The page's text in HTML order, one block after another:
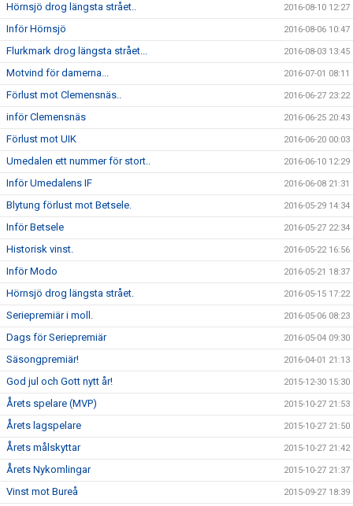
Hörnsjö drog längsta strået.. 2016-08-10 12:27
Inför Hörnsjö 2016-08-06 10:47
Flurkmark drog längsta strået... 2016-08-03 13:45
Motvind för damerna... 2016-07-01 08:11
Förlust mot Clemensnäs.. 2016-06-27 23:22
inför Clemensnäs 2016-06-25 20:43
Förlust mot UIK 2016-06-20 00:03
Umedalen ett nummer för stort.. 2016-06-10 12:29
Inför Umedalens IF 2016-06-08 21:31
Blytung förlust mot Betsele. 2016-05-29 14:34
Inför Betsele 2016-05-27 22:34
Historisk vinst. 2016-05-22 16:56
Inför Modo 2016-05-21 18:37
Hörnsjö drog längsta strået. 2016-05-15 17:22
Seriepremiär i moll. 2016-05-06 08:23
Dags för Seriepremiär 2016-05-04 09:30
Säsongpremiär! 2016-04-01 21:13
God jul och Gott nytt år! 2015-12-30 15:30
Årets spelare (MVP) 2015-10-27 21:53
Årets lagspelare 2015-10-27 21:50
Årets målskyttar 2015-10-27 21:42
Årets Nykomlingar 2015-10-27 21:37
Vinst mot Bureå 2015-09-27 18:39